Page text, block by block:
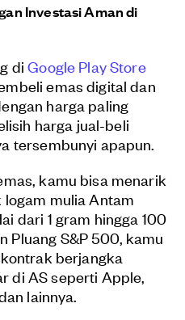
Investasi Aman di
diGoogle Play Store
emas digital dan
harga paling
harga jual-beli
tersembunyi apapun.
kamu bisa menarik
mulia Antam
dari 1 gram hingga 100
Pluang S&P 500, kamu
berjangka
di AS seperti Apple,
lainnya.